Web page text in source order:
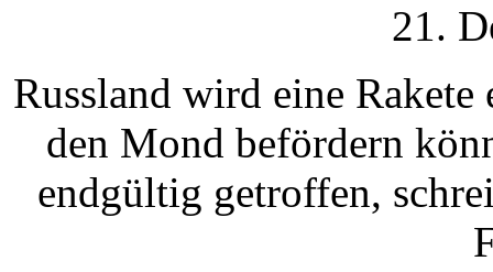
21.
Russland wird eine
den Mond befördern
endgültig getroffen,